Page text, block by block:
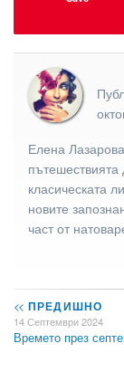
Елена
класическата
новите
част от
<< ПРЕДИШНО
14 Септември 2024
Времето през